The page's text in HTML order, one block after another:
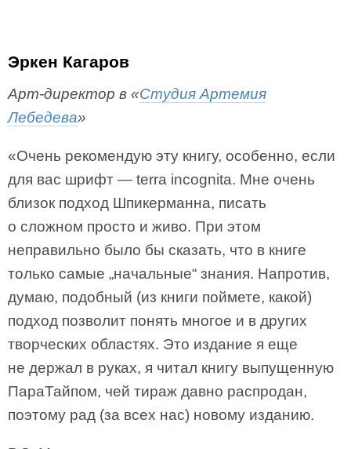
Эркен Кагаров
Арт-директор в «Студия Артемия
Лебедева»
«Очень рекомендую эту книгу, особенно, если
для вас шрифт — terra incognita. Мне очень
близок подход Шпикерманна, писать
о сложном просто и живо. При этом
неправильно было бы сказать, что в книге
только самые „начальные“ знания. Напротив,
думаю, подобный (из книги поймете, какой)
подход позволит понять многое и в других
творческих областях. Это издание я еще
не держал в руках, я читал книгу выпущенную
ПараТайпом, чей тираж давно распродан,
поэтому рад (за всех нас) новому изданию.